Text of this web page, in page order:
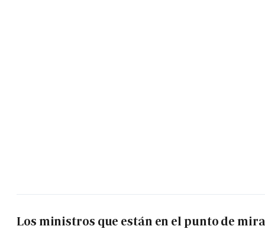
Los ministros que están en el punto de mira